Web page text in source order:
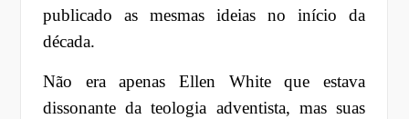
publicado as mesmas ideias no início da
década.
Não era apenas Ellen White que estava
dissonante da teologia adventista, mas suas